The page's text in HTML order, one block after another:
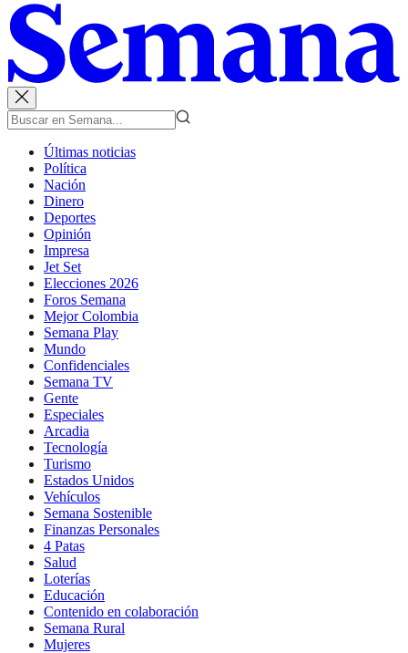
Últimas noticias
Política
Nación
Dinero
Deportes
Opinión
Impresa
Jet Set
Elecciones 2026
Foros Semana
Mejor Colombia
Semana Play
Mundo
Confidenciales
Semana TV
Gente
Especiales
Arcadia
Tecnología
Turismo
Estados Unidos
Vehículos
Semana Sostenible
Finanzas Personales
4 Patas
Salud
Loterías
Educación
Contenido en colaboración
Semana Rural
Mujeres